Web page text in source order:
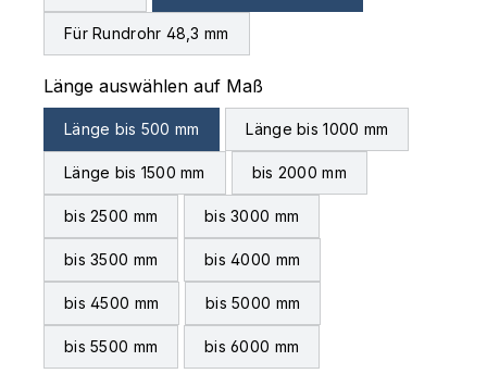
Für Rundrohr 48,3 mm
Länge auswählen auf Maß
Länge bis 500 mm Länge bis 1000 mm
Länge bis 1500 mm bis 2000 mm
bis 2500 mm bis 3000 mm
bis 3500 mm bis 4000 mm
bis 4500 mm bis 5000 mm
bis 5500 mm bis 6000 mm